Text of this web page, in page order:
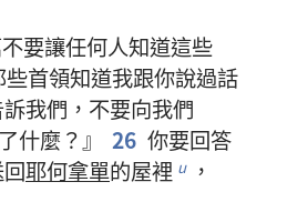
不要讓任何人知道這些
些首領知道我跟你說過話
我們 ， 不要向我們
了什麼 ？』 26 你要回答
回耶何拿單的屋裡 u ，